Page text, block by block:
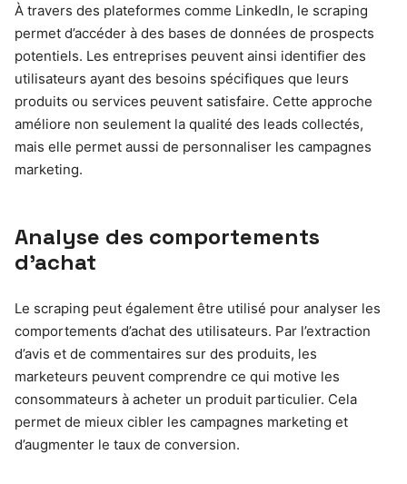
À travers des plateformes comme LinkedIn, le scraping
permet d’accéder à des bases de données de prospects
potentiels. Les entreprises peuvent ainsi identifier des
utilisateurs ayant des besoins spécifiques que leurs
produits ou services peuvent satisfaire. Cette approche
améliore non seulement la qualité des leads collectés,
mais elle permet aussi de personnaliser les campagnes
marketing.
Analyse des comportements
d’achat
Le scraping peut également être utilisé pour analyser les
comportements d’achat des utilisateurs. Par l’extraction
d’avis et de commentaires sur des produits, les
marketeurs peuvent comprendre ce qui motive les
consommateurs à acheter un produit particulier. Cela
permet de mieux cibler les campagnes marketing et
d’augmenter le taux de conversion.